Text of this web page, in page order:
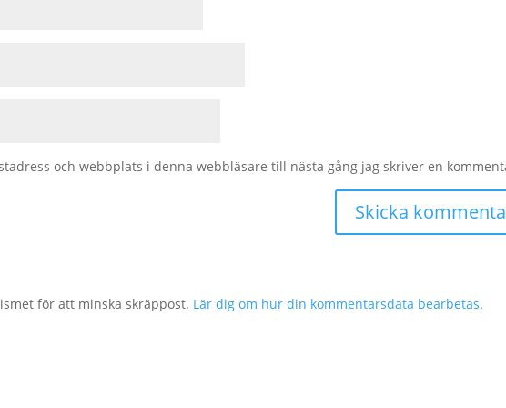
och webbplats i denna webbläsare till nästa gång jag skriver en
för att minska skräppost. Lär dig om hur din kommentarsdata bearbetas.